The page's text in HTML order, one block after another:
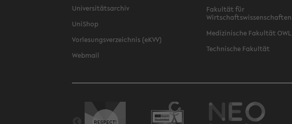
Universitätsarchiv
UniShop
Vorlesungsverzeichnis (eKVV)
Webmail
Fakultät für
Wirtschaftswissenschaften
Medizinische Fakultät OWL
Technische Fakultät